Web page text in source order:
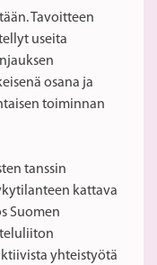
Tavoitteen
useita
osana ja
toiminnan
tanssin
kattava
Suomen
yhteistyötä